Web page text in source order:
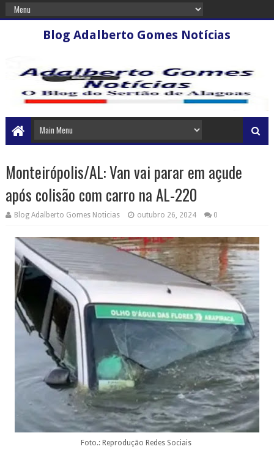
Blog Adalberto Gomes Notícias
Monteirópolis/AL: Van vai parar em açude
após colisão com carro na AL-220
Blog Adalberto Gomes Noticias outubro 26, 2024 0
Foto.: Reprodução Redes Sociais